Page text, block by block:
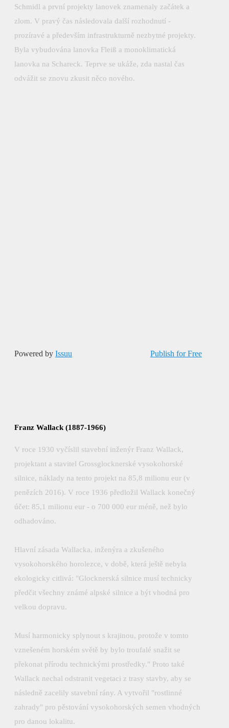
Schmidl a první projekty lanovek znamenaly začátek a
zlom. V pravý čas následovala další rozhodnutí -
prozíravé a především infrastrukturně nezbytné projekty.
Byla vybudována lanovka Fleiß a monoklimatická
lanovka na Schareck. Teprve se ukáže, zda nastal čas
odvážit se znovu zkusit něco nového.
Powered by Issuu Publish for Free
Franz Wallack (1887-1966)
V roce 1930 vyčíslil stavební inženýr Franz Wallack,
projektant a stavitel Grossglocknerské vysokohorské
silnice, náklady na tento projekt na 85,8 milionu eur (v
penězích 2016). V roce 1936 předložil Wallack konečný
účet: 85,1 milionu eur - o 700 000 eur méně, než bylo
odhadováno.
Hlavní zásada Wallacka, inženýra a zkušeného
vysokohorského horolezce, v době, která ještě nebyla
ekologicky citlivá: "Glocknerská silnice musí technicky
předčit všechny známé alpské silnice a být vhodná pro
velkou dopravu.
Musí harmonicky splynout s krajinou, protože v tomto
vznešeném horském světě by bylo troufalé snažit se
překonat přírodu technickými prostředky." Proto také
Wallack nechal odstranit vegetaci z trasy stavby, aby se
následně zacelily stavební rány. A vytvořil "rostlinné
zahrady" pro pěstování vysokohorských semen vhodných
pro danou lokalitu.